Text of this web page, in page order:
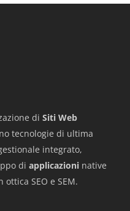
di Siti Web
tecnologie di ultima
integrato,
di applicazioni native
SEO e SEM.